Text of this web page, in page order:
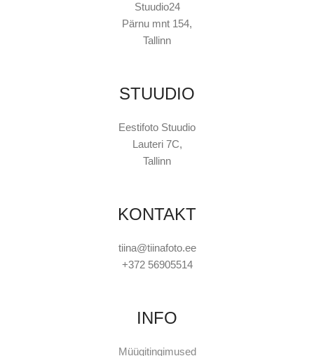
Stuudio24
Pärnu mnt 154,
Tallinn
STUUDIO
Eestifoto Stuudio
Lauteri 7C,
Tallinn
KONTAKT
tiina@tiinafoto.ee
+372 56905514
INFO
Müügitingimused